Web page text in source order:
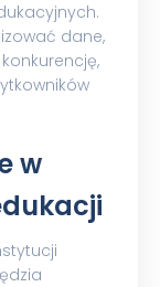
dane,
w